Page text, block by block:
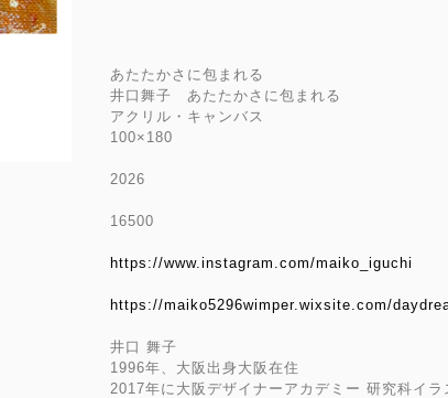
あたたかさに包まれる
井口舞子 あたたかさに包まれる
アクリル・キャンバス
100×180
2026
16500
https://www.instagram.com/maiko_iguchi
https://maiko5296wimper.wixsite.com/
井口 舞子
1996年、大阪出身大阪在住
2017年に大阪デザイナーアカデミー 研究科イラ